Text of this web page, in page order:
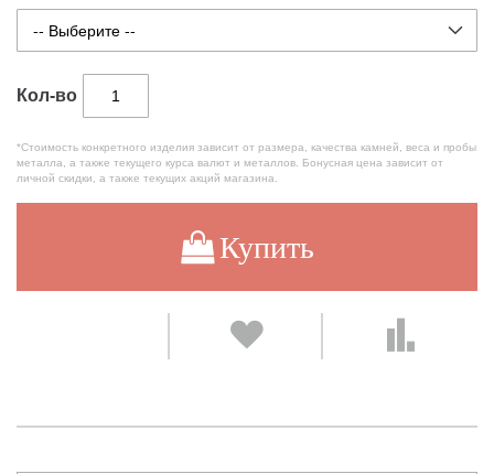
Кол-во
*Стоимость конкретного изделия зависит от размера, качества камней, веса и пробы
металла, а также текущего курса валют и металлов. Бонусная цена зависит от
личной скидки, а также текущих акций магазина.
Купить